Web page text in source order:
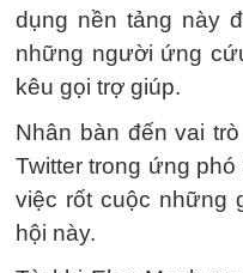
dụng nền tảng này
những người ứng
kêu gọi trợ giúp.
Nhân bàn đến vai
Twitter trong ứng
việc rốt cuộc những
hội này.